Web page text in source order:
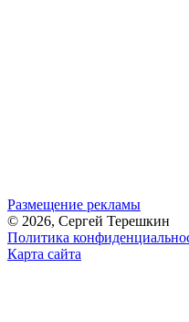
Размещение рекламы
© 2026, Сергей Терешкин
Политика
Карта сайта